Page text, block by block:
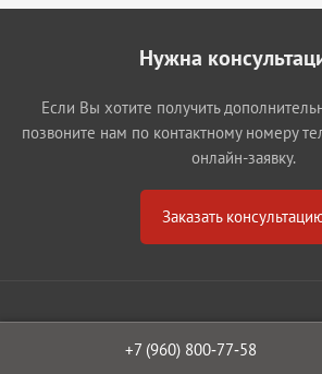
+7 (960) 800‐77‐58
Нужна
Если Вы хотите получить
позвоните нам по контактному номеру
онлайн-заявку.
Заказать
Стерлитамак